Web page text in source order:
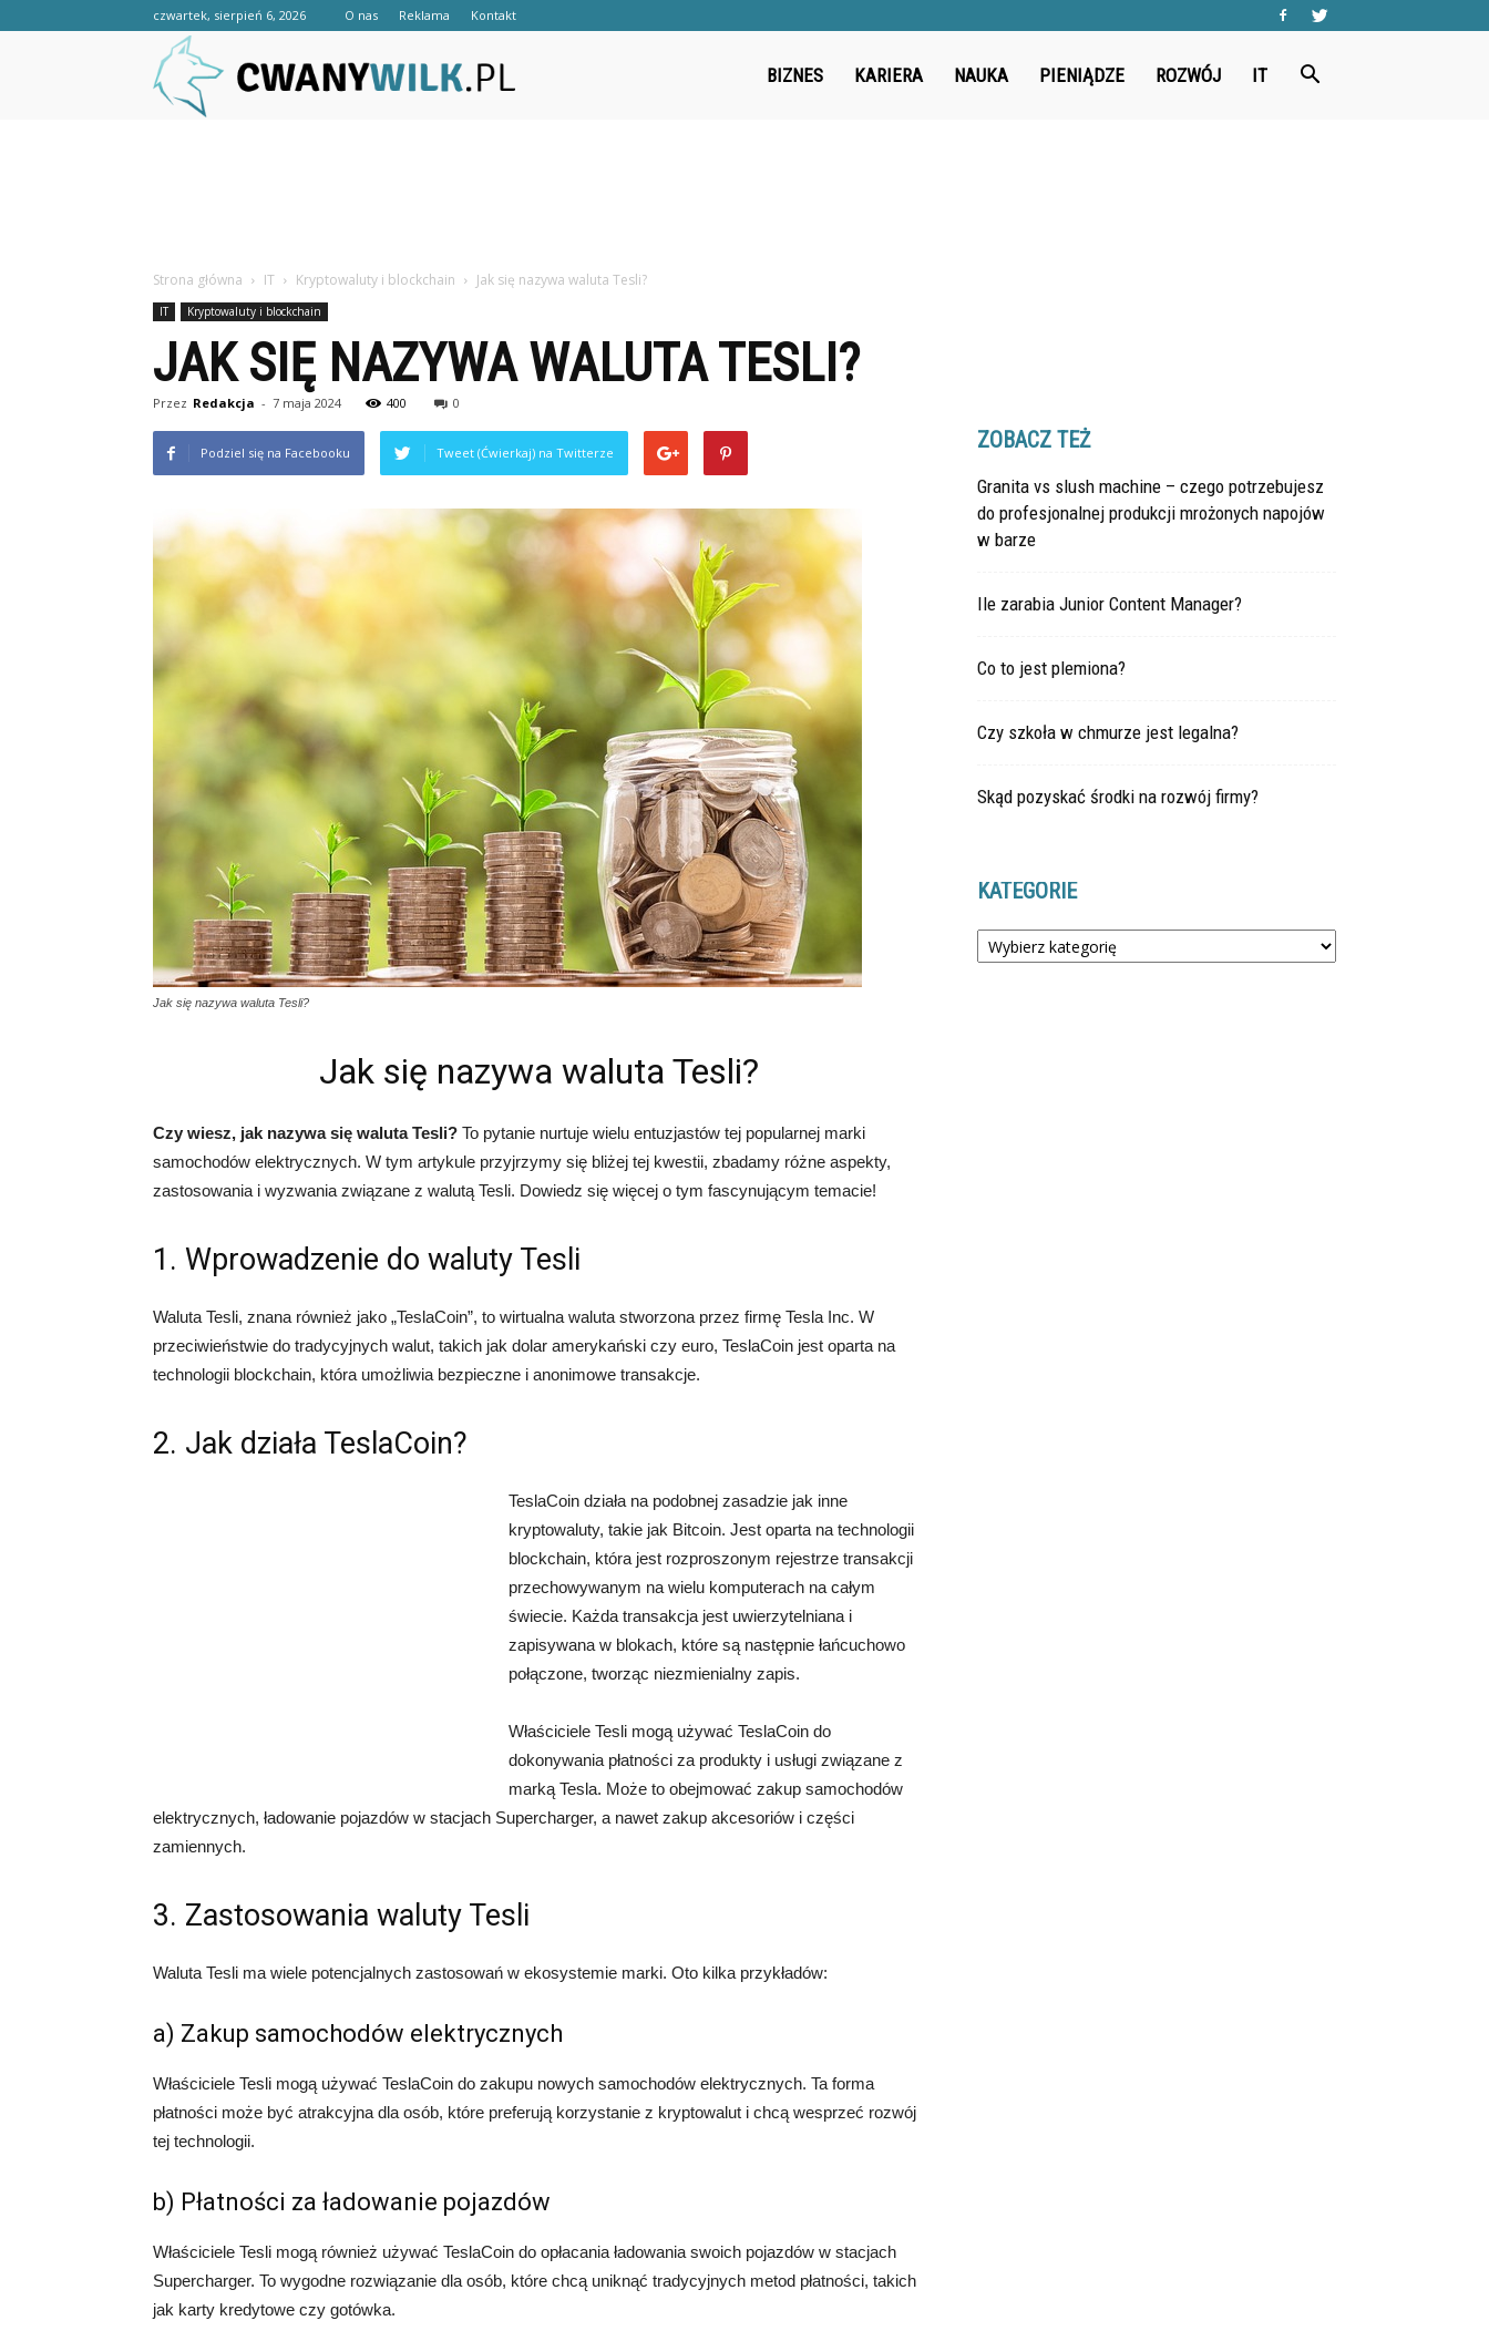
czwartek, sierpień 6, 2026 O nas Reklama Kontakt
BIZNES KARIERA NAUKA PIENIĄDZE ROZWÓJ IT
Strona główna IT Kryptowaluty i blockchain Jak się nazywa waluta Tesli?
IT Kryptowaluty i blockchain
JAK SIĘ NAZYWA WALUTA TESLI?
Przez Redakcja - 7 maja 2024 400 0
Podziel się na Facebooku Tweet (Ćwierkaj) na Twitterze
Jak się nazywa waluta Tesli?
Jak się nazywa waluta Tesli?
Czy wiesz, jak nazywa się waluta Tesli? To pytanie nurtuje wielu entuzjastów tej popularnej marki
samochodów elektrycznych. W tym artykule przyjrzymy się bliżej tej kwestii, zbadamy różne aspekty,
zastosowania i wyzwania związane z walutą Tesli. Dowiedz się więcej o tym fascynującym temacie!
1. Wprowadzenie do waluty Tesli
Waluta Tesli, znana również jako „TeslaCoin”, to wirtualna waluta stworzona przez firmę Tesla Inc. W
przeciwieństwie do tradycyjnych walut, takich jak dolar amerykański czy euro, TeslaCoin jest oparta na
technologii blockchain, która umożliwia bezpieczne i anonimowe transakcje.
2. Jak działa TeslaCoin?
TeslaCoin działa na podobnej zasadzie jak inne
kryptowaluty, takie jak Bitcoin. Jest oparta na technologii
blockchain, która jest rozproszonym rejestrze transakcji
przechowywanym na wielu komputerach na całym
świecie. Każda transakcja jest uwierzytelniana i
zapisywana w blokach, które są następnie łańcuchowo
połączone, tworząc niezmienialny zapis.
Właściciele Tesli mogą używać TeslaCoin do
dokonywania płatności za produkty i usługi związane z
marką Tesla. Może to obejmować zakup samochodów
elektrycznych, ładowanie pojazdów w stacjach Supercharger, a nawet zakup akcesoriów i części
zamiennych.
3. Zastosowania waluty Tesli
Waluta Tesli ma wiele potencjalnych zastosowań w ekosystemie marki. Oto kilka przykładów:
a) Zakup samochodów elektrycznych
Właściciele Tesli mogą używać TeslaCoin do zakupu nowych samochodów elektrycznych. Ta forma
płatności może być atrakcyjna dla osób, które preferują korzystanie z kryptowalut i chcą wesprzeć rozwój
tej technologii.
b) Płatności za ładowanie pojazdów
Właściciele Tesli mogą również używać TeslaCoin do opłacania ładowania swoich pojazdów w stacjach
Supercharger. To wygodne rozwiązanie dla osób, które chcą uniknąć tradycyjnych metod płatności, takich
jak karty kredytowe czy gotówka.
ZOBACZ TEŻ
Granita vs slush machine – czego potrzebujesz
do profesjonalnej produkcji mrożonych napojów
w barze
Ile zarabia Junior Content Manager?
Co to jest plemiona?
Czy szkoła w chmurze jest legalna?
Skąd pozyskać środki na rozwój firmy?
KATEGORIE
Kategorie